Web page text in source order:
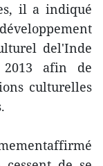
il a indiqué
del'Inde
afin de
culturelles